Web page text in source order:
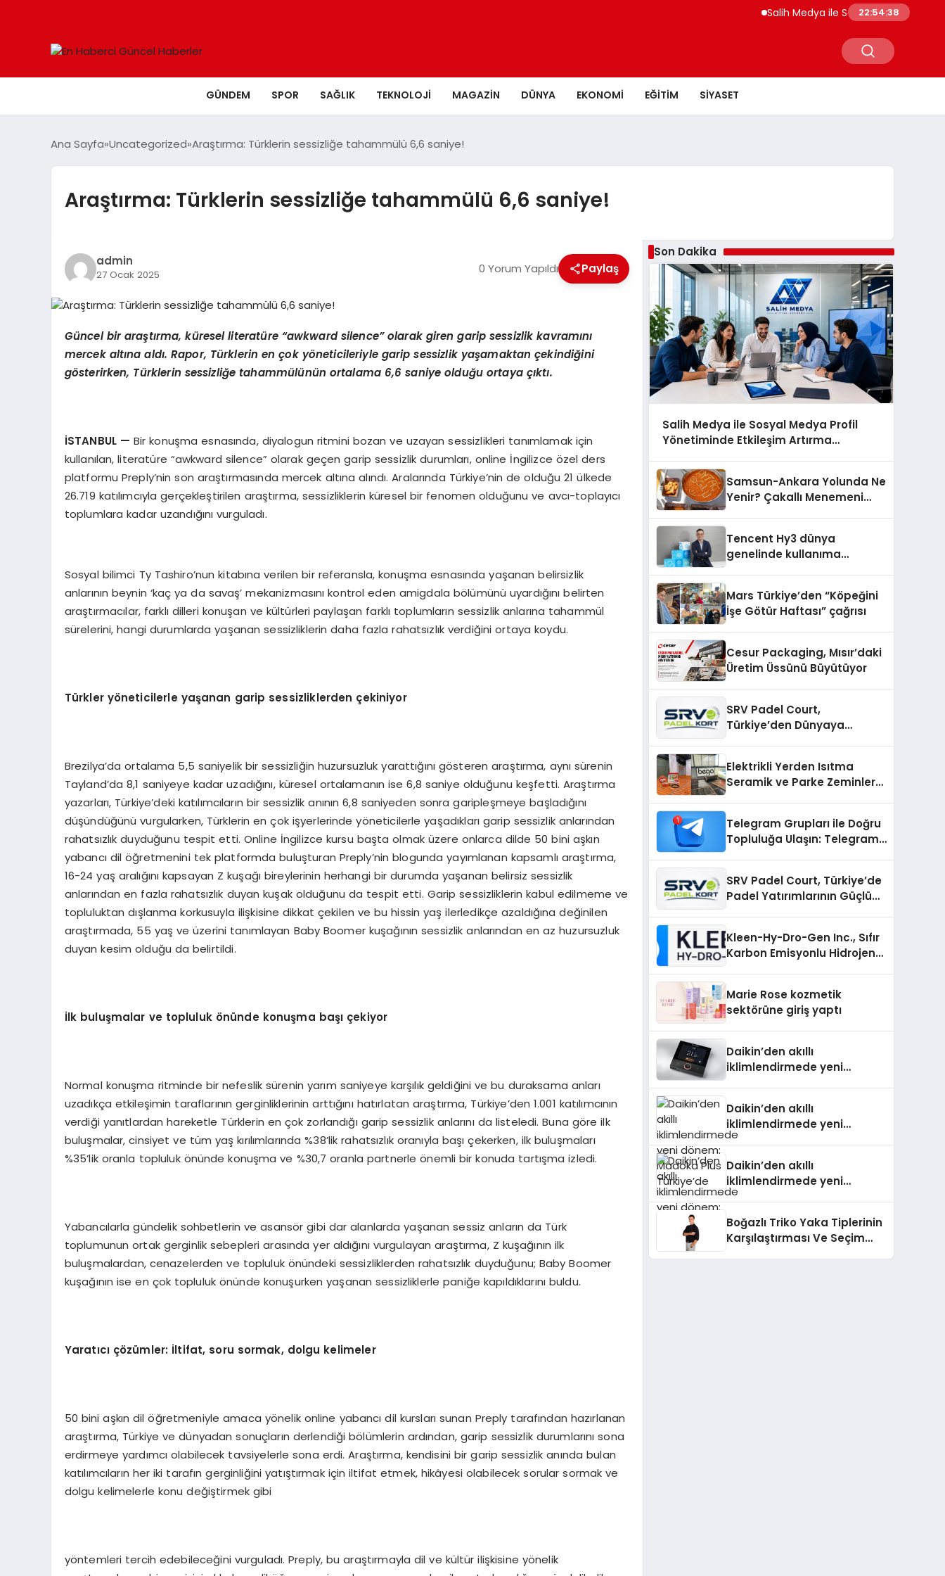
Salih Medya ile Sosyal Medya Profil
22:54:39
GÜNDEM SPOR SAĞLIK TEKNOLOJI MAGAZIN DÜNYA EKONOMI EĞITIM SIYASET
Ana Sayfa Uncategorized Araştırma: Türklerin sessizliğe tahammülü 6,6 saniye!
Araştırma: Türklerin sessizliğe tahammülü 6,6 saniye!
admin
27 Ocak 2025 0 Yorum Yapıldı Paylaş
Güncel bir araştırma, küresel literatüre “awkward silence”olarak giren garip sessizlik kavramını
mercek altına aldı. Rapor, Türklerin ençok yöneticileriyle garip sessizlik yaşamaktançekindiğini
gösterirken, Türklerin sessizliğe tahammülünün ortalama 6,6 saniye olduğu ortaya çıktı.
İSTANBUL — Bir konuşma esnasında, diyalogun ritmini bozan ve uzayan sessizlikleri tanımlamak için
kullanılan, literatüre “awkward silence” olarak geçen garip sessizlik durumları, online İngilizce özel ders
platformu Preply’nin son araştırmasında mercek altına alındı. Aralarında Türkiye’nin de olduğu 21 ülkede
26.719 katılımcıyla gerçekleştirilen araştırma, sessizliklerin küresel bir fenomen olduğunu ve avcı-toplayıcı
toplumlara kadar uzandığını vurguladı.
Sosyal bilimci Ty Tashiro’nun kitabına verilen bir referansla, konuşma esnasında yaşanan belirsizlik
anlarının beynin ‘kaç ya da savaş’ mekanizmasını kontrol eden amigdala bölümünü uyardığını belirten
araştırmacılar, farklı dilleri konuşan ve kültürleri paylaşan farklı toplumların sessizlik anlarına tahammül
sürelerini, hangi durumlarda yaşanan sessizliklerin daha fazla rahatsızlık verdiğini ortaya koydu.
Türkler yöneticilerle yaşanan garip sessizliklerden çekiniyor
Brezilya’da ortalama 5,5 saniyelik bir sessizliğin huzursuzluk yarattığını gösteren araştırma, aynı sürenin
Tayland’da 8,1 saniyeye kadar uzadığını, küresel ortalamanın ise 6,8 saniye olduğunu keşfetti. Araştırma
yazarları, Türkiye’deki katılımcıların bir sessizlik anının 6,8 saniyeden sonra garipleşmeye başladığını
düşündüğünü vurgularken, Türklerin en çok işyerlerinde yöneticilerle yaşadıkları garip sessizlik anlarından
rahatsızlık duyduğunu tespit etti. Online İngilizce kursu başta olmak üzere onlarca dilde 50 bini aşkın
yabancı dil öğretmenini tek platformda buluşturan Preply’nin blogunda yayımlanan kapsamlı araştırma,
16-24 yaş aralığını kapsayan Z kuşağı bireylerinin herhangi bir durumda yaşanan belirsiz sessizlik
anlarından en fazla rahatsızlık duyan kuşak olduğunu da tespit etti. Garip sessizliklerin kabul edilmeme ve
topluluktan dışlanma korkusuyla ilişkisine dikkat çekilen ve bu hissin yaş ilerledikçe azaldığına değinilen
araştırmada, 55 yaş ve üzerini tanımlayan Baby Boomer kuşağının sessizlik anlarından en az huzursuzluk
duyan kesim olduğu da belirtildi.
İlk buluşmalar ve topluluk önünde konuşma başı çekiyor
Normal konuşma ritminde bir nefeslik sürenin yarım saniyeye karşılık geldiğini ve bu duraksama anları
uzadıkça etkileşimin taraflarının gerginliklerinin arttığını hatırlatan araştırma, Türkiye’den 1.001 katılımcının
verdiği yanıtlardan hareketle Türklerin en çok zorlandığı garip sessizlik anlarını da listeledi. Buna göre ilk
buluşmalar, cinsiyet ve tüm yaş kırılımlarında %38’lik rahatsızlık oranıyla başı çekerken, ilk buluşmaları
%35’lik oranla topluluk önünde konuşma ve %30,7 oranla partnerle önemli bir konuda tartışma izledi.
Yabancılarla gündelik sohbetlerin ve asansör gibi dar alanlarda yaşanan sessiz anların da Türk
toplumunun ortak gerginlik sebepleri arasında yer aldığını vurgulayan araştırma, Z kuşağının ilk
buluşmalardan, cenazelerden ve topluluk önündeki sessizliklerden rahatsızlık duyduğunu; Baby Boomer
kuşağının ise en çok topluluk önünde konuşurken yaşanan sessizliklerle paniğe kapıldıklarını buldu.
Yaratıcı çözümler: İltifat, soru sormak, dolgu kelimeler
50 bini aşkın dil öğretmeniyle amaca yönelik online yabancı dil kursları sunan Preply tarafından hazırlanan
araştırma, Türkiye ve dünyadan sonuçların derlendiği bölümlerin ardından, garip sessizlik durumlarını sona
erdirmeye yardımcı olabilecek tavsiyelerle sona erdi. Araştırma, kendisini bir garip sessizlik anında bulan
katılımcıların her iki tarafın gerginliğini yatıştırmak için iltifat etmek, hikâyesi olabilecek sorular sormak ve
dolgu kelimelerle konu değiştirmek gibi
yöntemleri tercih edebileceğini vurguladı. Preply, bu araştırmayla dil ve kültür ilişkisine yönelik
Son Dakika
Salih Medya ile Sosyal Medya Profil
Yönetiminde Etkileşim Artırma
Samsun-Ankara Yolunda Ne
Yenir? Çakallı Menemeni
Tencent Hy3 dünya
genelinde kullanıma
Mars Türkiye’den “Köpeğini
İşe Götür Haftası” çağrısı
Cesur Packaging, Mısır’daki
Üretim Üssünü Büyütüyor
SRV Padel Court,
Türkiye’den Dünyaya
Elektrikli Yerden Isıtma
Seramik ve Parke Zeminler
Telegram Grupları ile Doğru
Topluluğa Ulaşın: Telegram
SRV Padel Court, Türkiye’de
Padel Yatırımlarının Güçlü
Kleen-Hy-Dro-Gen Inc., Sıfır
Karbon Emisyonlu Hidrojen
Aldı
Marie Rose kozmetik
sektörüne giriş yaptı
Daikin’den akıllı
iklimlendirmede yeni
Daikin’den akıllı
iklimlendirmede yeni
dönem: Madoka Plus
Daikin’den akıllı
iklimlendirmede yeni
dönem: Madoka Plus
Boğazlı Triko Yaka Tiplerinin
Karşılaştırması Ve Seçim